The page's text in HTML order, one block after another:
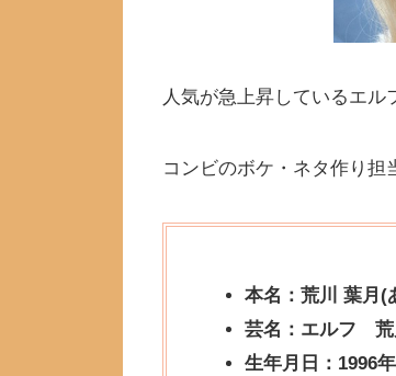
人気が急上昇しているエル
コンビのボケ・ネタ作り担
本名：荒川 葉月(
芸名：エルフ 荒
生年月日：1996